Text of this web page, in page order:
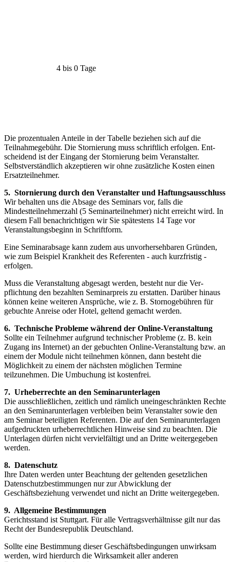
4 bis 0 Tage
Die prozentualen Anteile in der Tabelle beziehen sich auf die
Teilnahmegebühr. Die Stornierung muss schriftlich erfolgen. Ent­
scheidend ist der Eingang der Stornierung beim Veranstalter.
Selbstverständ­lich akzeptieren wir ohne zusätzliche Kosten einen
Ersatzteilnehmer.
5. Stornierung durch den Veranstalter und Haftungsausschluss
Wir behalten uns die Absage des Seminars vor, falls die
Mindestteilnehmerzahl (5 Seminarteilnehmer) nicht erreicht wird. In
diesem Fall benachrichtigen wir Sie spätestens 14 Tage vor
Veranstaltungsbeginn in Schriftform.
Eine Seminarabsage kann zudem aus unvorhersehbaren Gründen,
wie zum Beispiel Krankheit des Referenten - auch kurz­fristig -
erfolgen.
Muss die Veranstaltung abgesagt werden, besteht nur die Ver­
pflichtung den bezahlten Seminarpreis zu erstat­ten. Darüber hin­aus
können keine weiteren Ansprüche, wie z. B. Stornoge­bühren für
gebuchte Anreise oder Hotel, geltend gemacht wer­den.
6. Technische Probleme während der Online-Veranstaltung
Sollte ein Teilnehmer aufgrund technischer Probleme (z. B. kein
Zugang ins Internet) an der gebuchten Online-Veranstaltung bzw. an
einem der Module nicht teilnehmen können, dann besteht die
Möglichkeit zu einem der nächsten möglichen Termine
teilzunehmen. Die Umbuchung ist kostenfrei.
7. Urheberrechte an den Seminarunterlagen
Die ausschließlichen, zeitlich und rämlich uneingeschränkten Rechte
an den Seminarunterlagen verbleiben beim Veranstalter sowie den
am Seminar beteiligten Referenten. Die auf den Seminarun­terlagen
aufgedruckten urheberrechtlichen Hinweise sind zu beach­ten. Die
Unterlagen dürfen nicht vervielfältigt und an Dritte weitergegeben
werden.
8. Datenschutz
Ihre Daten werden unter Beachtung der geltenden gesetzlichen
Datenschutzbestimmungen nur zur Abwicklung der
Geschäftsbeziehung verwendet und nicht an Dritte weitergegeben.
9. Allgemeine Bestimmungen
Gerichtsstand ist Stuttgart. Für alle Vertragsverhältnisse gilt nur das
Recht der Bundesrepublik Deutschland.
Sollte eine Bestimmung dieser Geschäftsbedingungen unwirksam
werden, wird hierdurch die Wirksamkeit aller anderen